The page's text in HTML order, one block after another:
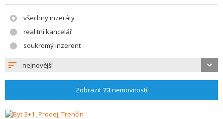
všechny inzeráty
realitní kancelář
soukromý inzerent
nejnovější
Zobrazit 73nemovitostí